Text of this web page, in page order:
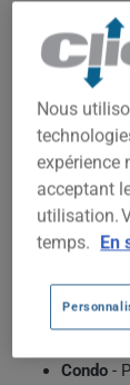
À Sainte-
la valeur de
profil qui
types
Condo -
Nous
expérience
acceptant
utilisation.
temps. En